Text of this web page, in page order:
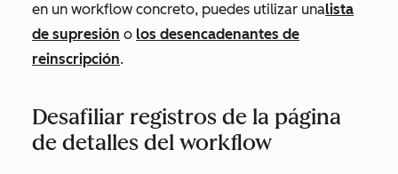
en un workflow concreto, puedes utilizar unalista
de supresión o los desencadenantes de
reinscripción.
Desafiliar registros de la página
de detalles del workflow